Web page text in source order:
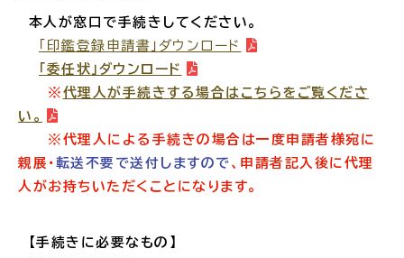
届出・手続・申請
本人が窓口で手続きしてください。
「印鑑登録申請書」ダウンロード
「委任状」ダウンロード
※ 代理人が手続きする場合はこちらをご覧くださ
い。
※代理人による手続きの場合は一度申請者様宛に
親展・ 転送不要で送付しますので 、申請者記入後に代理
人がお持ちいただくことになります。
【手続きに必要なもの】